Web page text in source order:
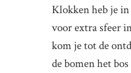
Klokken heb je
voor extra sfeer
kom je tot de
de bomen het